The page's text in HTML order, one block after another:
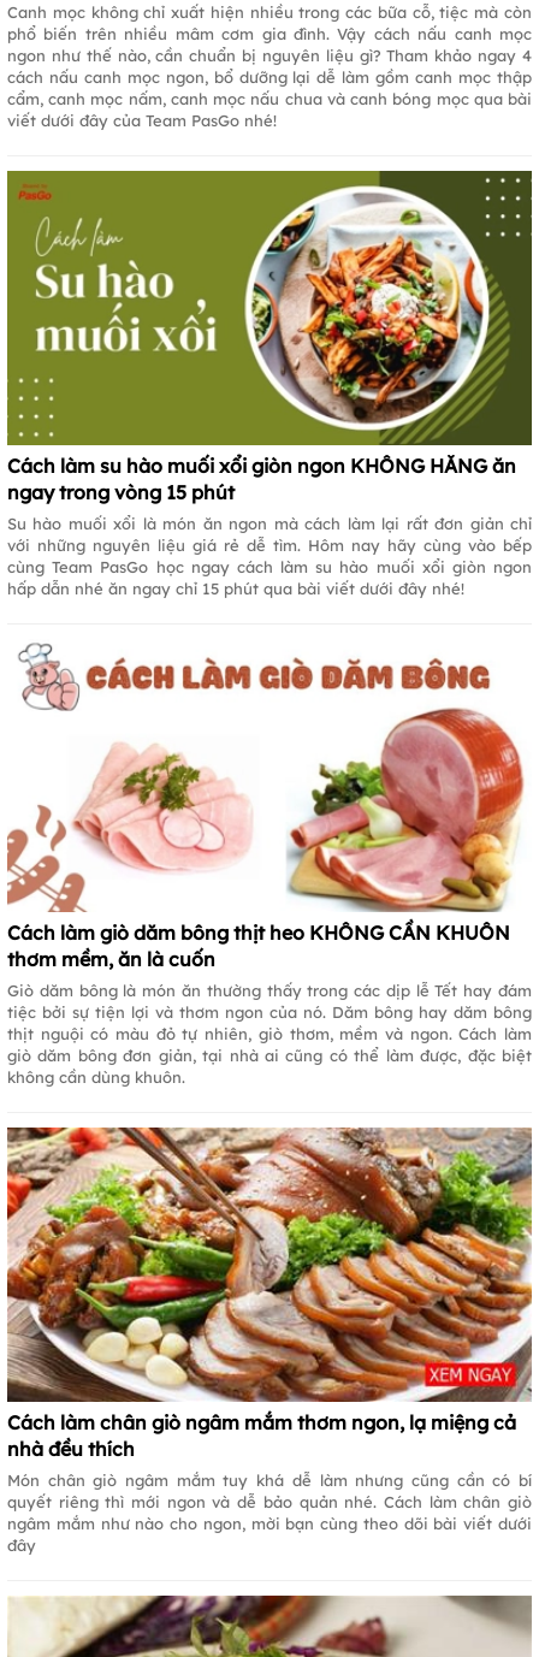
Canh mọc không chỉ xuất hiện nhiều trong các bữa cỗ, tiệc mà còn
phổ biến trên nhiều mâm cơm gia đình. Vậy cách nấu canh mọc
ngon như thế nào, cần chuẩn bị nguyên liệu gì? Tham khảo ngay 4
cách nấu canh mọc ngon, bổ dưỡng lại dễ làm gồm canh mọc thập
cẩm, canh mọc nấm, canh mọc nấu chua và canh bóng mọc qua bài
viết dưới đây của Team PasGo nhé!
Cách làm su hào muối xổi giòn ngon KHÔNG HĂNG ăn
ngay trong vòng 15 phút
Su hào muối xổi là món ăn ngon mà cách làm lại rất đơn giản chỉ
với những nguyên liệu giá rẻ dễ tìm. Hôm nay hãy cùng vào bếp
cùng Team PasGo học ngay cách làm su hào muối xổi giòn ngon
hấp dẫn nhé ăn ngay chỉ 15 phút qua bài viết dưới đây nhé!
Cách làm giò dăm bông thịt heo KHÔNG CẦN KHUÔN
thơm mềm, ăn là cuốn
Giò dăm bông là món ăn thường thấy trong các dịp lễ Tết hay đám
tiệc bởi sự tiện lợi và thơm ngon của nó. Dăm bông hay dăm bông
thịt nguội có màu đỏ tự nhiên, giò thơm, mềm và ngon. Cách làm
giò dăm bông đơn giản, tại nhà ai cũng có thể làm được, đặc biệt
không cần dùng khuôn.
Cách làm chân giò ngâm mắm thơm ngon, lạ miệng cả
nhà đều thích
Món chân giò ngâm mắm tuy khá dễ làm nhưng cũng cần có bí
quyết riêng thì mới ngon và dễ bảo quản nhé. Cách làm chân giò
ngâm mắm như nào cho ngon, mời bạn cùng theo dõi bài viết dưới
đây